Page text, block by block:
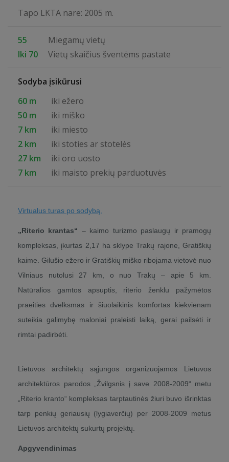
Tapo LKTA nare: 2005 m.
55
Miegamų vietų
Iki 70
Vietų skaičius šventėms pastate
Sodyba įsikūrusi
60 m
iki ežero
50 m
iki miško
7 km
iki miesto
2 km
iki stoties ar stotelės
27 km
iki oro uosto
7 km
iki maisto prekių parduotuvės
Virtualus turas po sodybą.
„Riterio krantas“ – kaimo turizmo paslaugų ir pramogų
kompleksas, įkurtas 2,17 ha sklype Trakų rajone, Gratiškių
kaime. Gilušio ežero ir Gratiškių miško ribojama vietovė nuo
Vilniaus nutolusi 27 km, o nuo Trakų – apie 5 km.
Natūralios gamtos apsuptis, riterio ženklu pažymėtos
praeities dvelksmas ir šiuolaikinis komfortas kiekvienam
suteikia galimybę maloniai praleisti laiką, gerai pailsėti ir
rimtai padirbėti.
Lietuvos architektų sąjungos organizuojamos Lietuvos
architektūros parodos „Žvilgsnis į save 2008-2009“ metu
„Riterio kranto“ kompleksas tarptautinės žiuri buvo išrinktas
tarp penkių geriausių (lygiaverčių) per 2008-2009 metus
Lietuvos architektų sukurtų projektų.
Apgyvendinimas